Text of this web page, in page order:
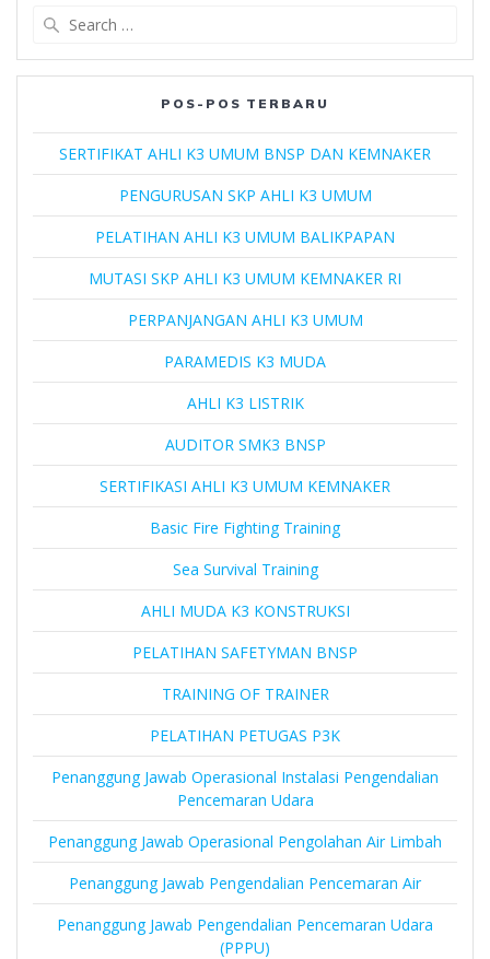
POS-POS TERBARU
SERTIFIKAT AHLI K3 UMUM BNSP DAN KEMNAKER
PENGURUSAN SKP AHLI K3 UMUM
PELATIHAN AHLI K3 UMUM BALIKPAPAN
MUTASI SKP AHLI K3 UMUM KEMNAKER RI
PERPANJANGAN AHLI K3 UMUM
PARAMEDIS K3 MUDA
AHLI K3 LISTRIK
AUDITOR SMK3 BNSP
SERTIFIKASI AHLI K3 UMUM KEMNAKER
Basic Fire Fighting Training
Sea Survival Training
AHLI MUDA K3 KONSTRUKSI
PELATIHAN SAFETYMAN BNSP
TRAINING OF TRAINER
PELATIHAN PETUGAS P3K
Penanggung Jawab Operasional Instalasi Pengendalian
Pencemaran Udara
Penanggung Jawab Operasional Pengolahan Air Limbah
Penanggung Jawab Pengendalian Pencemaran Air
Penanggung Jawab Pengendalian Pencemaran Udara
(PPPU)